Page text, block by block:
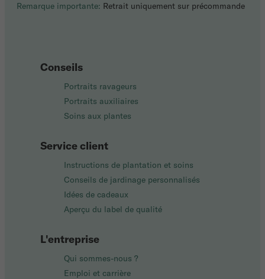
Conseils
Portraits ravageurs
Portraits auxiliaires
Soins aux plantes
Service client
Instructions de plantation et soins
Conseils de jardinage personnalisés
Idées de cadeaux
Aperçu du label de qualité
L'entreprise
Qui sommes-nous ?
Emploi et carrière
Remarque importante: Retrait uniquement sur précommande